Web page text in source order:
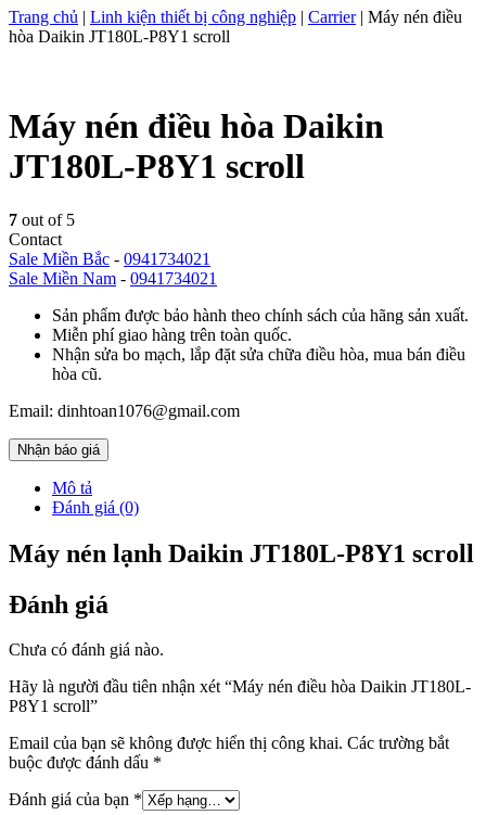
Trang chủ | Linh kiện thiết bị công nghiệp | Carrier| Máy nén điều
hòa Daikin JT180L-P8Y1 scroll
Máy nén điều hòa Daikin
JT180L-P8Y1 scroll
7 out of 5
Contact
Sale Miền Bắc - 0941734021
Sale Miền Nam - 0941734021
Sản phẩm được bảo hành theo chính sách của hãng sản xuất.
Miễn phí giao hàng trên toàn quốc.
Nhận sửa bo mạch, lắp đặt sửa chữa điều hòa, mua bán điều
hòa cũ.
Email: dinhtoan1076@gmail.com
Nhận báo giá
Mô tả
Đánh giá (0)
Máy nén lạnh Daikin JT180L-P8Y1 scroll
Đánh giá
Chưa có đánh giá nào.
Hãy là người đầu tiên nhận xét “Máy nén điều hòa Daikin JT180L-
P8Y1 scroll”
Email của bạn sẽ không được hiển thị công khai. Các trường bắt
buộc được đánh dấu *
Đánh giá của bạn *